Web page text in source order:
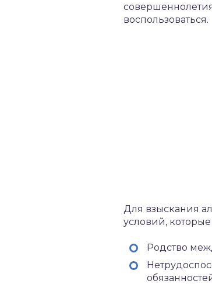
воспользоваться.
Для взыскания
условий,
Родство